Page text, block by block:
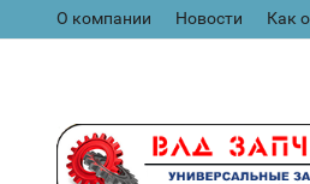
О компании Новости Как